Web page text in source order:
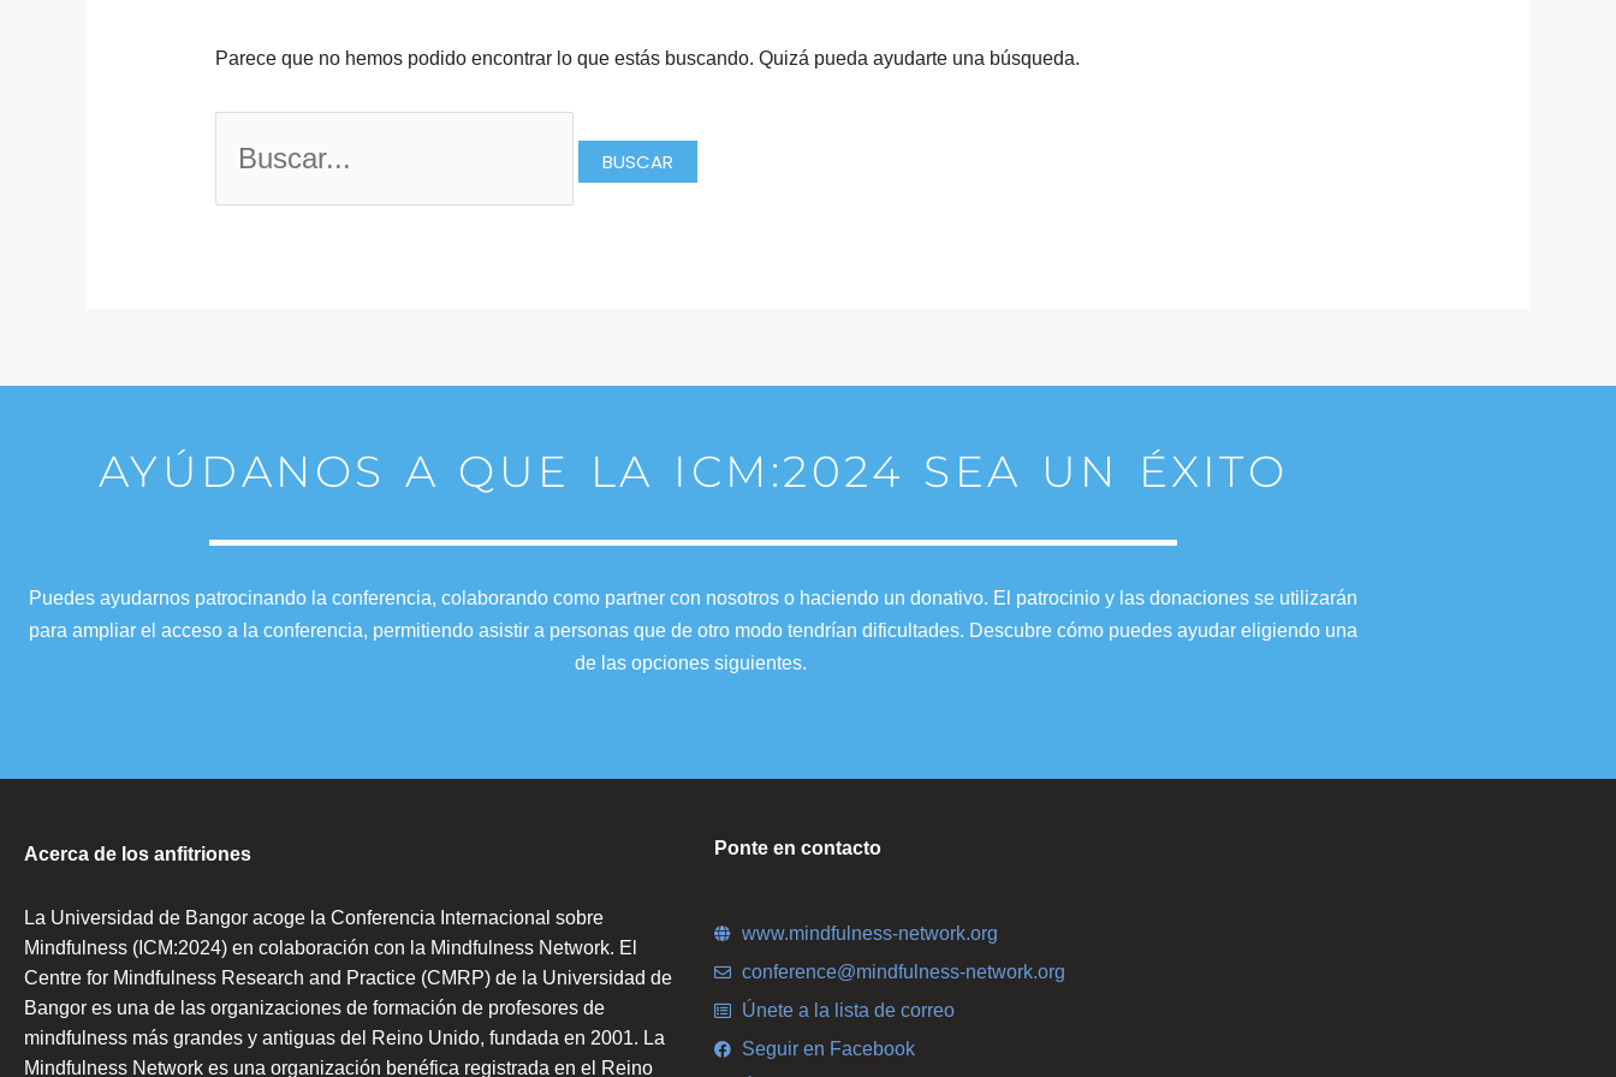
Parece que no hemos podido encontrar lo que estás buscando. Quizá pueda ayudarte una búsqueda.
AYÚDANOS A QUE LA ICM:2024 SEA UN ÉXITO
Puedes ayudarnos patrocinando la conferencia, colaborando como partner con nosotros o haciendo un donativo. El patrocinio y las donaciones se utilizarán
para ampliar el acceso a la conferencia, permitiendo asistir a personas que de otro modo tendrían dificultades. Descubre cómo puedes ayudar eligiendo una
de las opciones siguientes.
Acerca de los anfitriones
La Universidad de Bangor acoge la Conferencia Internacional sobre
Mindfulness (ICM:2024) en colaboración con la Mindfulness Network. El
Centre for Mindfulness Research and Practice (CMRP) de la Universidad de
Bangor es una de las organizaciones de formación de profesores de
mindfulness más grandes y antiguas del Reino Unido, fundada en 2001. La
Mindfulness Network es una organización benéfica registrada en el Reino
Ponte en contacto
www.mindfulness-network.org
conference@mindfulness-network.org
Únete a la lista de correo
Seguir en Facebook